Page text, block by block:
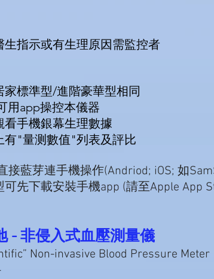
生指示或有生理原因需監控者
家標準型/進階豪華型相同
用app操控本儀器
看手機銀幕生理數據
有"量测數值"列表及評比
接藍芽連手機操作(Andriod; iOS; 如
先下載安裝手機app (請至Apple App
- 非侵入式血壓測量儀
Non-invasive Blood Pressure Meter